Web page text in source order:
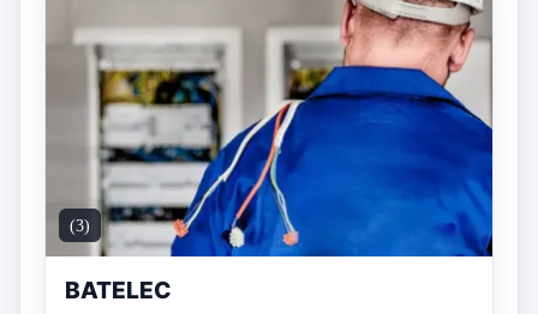
(3)
BATELEC